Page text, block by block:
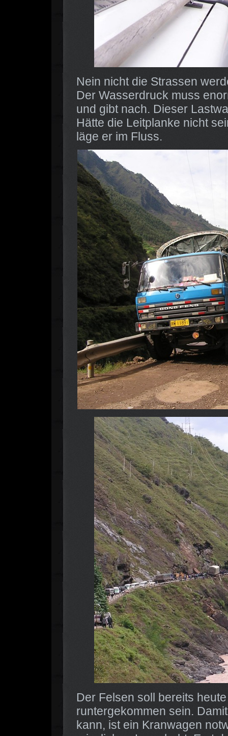
Nein nicht die Strassen
Der Wasserdruck muss
und gibt nach. Dieser
Hätte die Leitplanke nicht
läge er im Fluss.
Der Felsen soll bereits
runtergekommen sein.
kann, ist ein Kranwagen